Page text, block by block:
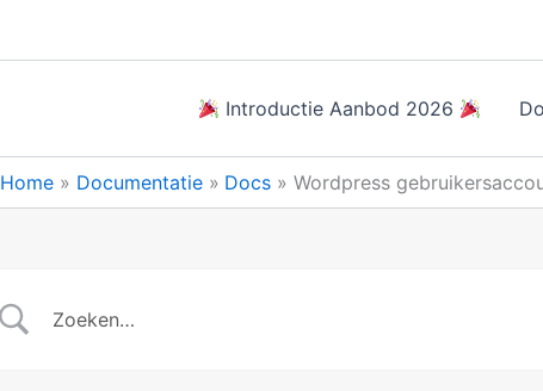
Introductie Aanbod 2026
Home Documentatie Docs Wordpress